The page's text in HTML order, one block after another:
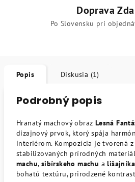
Doprava
Po Slovensku pri
Popis Diskusia (1)
Podrobný popis
Hranatý machový obraz Lesná
dizajnový prvok, ktorý spája
interiérom. Kompozícia je tvorená
stabilizovaných prírodných
machu, sibírskeho machu ališajníka
bohatú textúru, prirodzené